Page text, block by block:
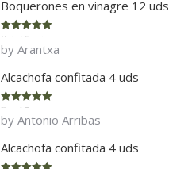
Boquerones en vinagre 12 uds
Rated 5
of 5
by Arantxa
Alcachofa confitada 4 uds
Rated 5
of 5
by Antonio Arribas
Alcachofa confitada 4 uds